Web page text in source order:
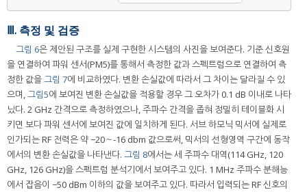
Ⅲ. 측정 및 검증
그림 6은 제안된 구조를 실제 구현한 시스템의 사진을 보여준다. 기준 신호원
을 연결하여 파워 센서(PM5)를 통해서 측정한 값과 스펙트럼으로 연결하여 측
정한 값을그림 7에 비교하였다. 변환 손실값에 따라서 그 차이는 달라질 수 있
으며,그림5에 보여진 변환 손실값을 적용할 경우 그 오차가 0.1 dB 이내로 나타
났다. 2 GHz 간격으로 측정하였으나, 주파수 간격을 좁혀 정밀히 테이블화 시
키면 보다 파워 센서에 보여진 값에 일치하게 된다. 서브 하모닉 믹서에 실제로
인가되는 RF 전력은 약 −20～-16 dbm 값으로써, 믹서의 선형영역 구간에 동작
에서의 변환 손실값을 나타낸다. 그림 8에서는 세 주파수 대역(114 GHz, 120
GHz, 126 GHz)을 스펙트럼 분석기에서 보여주고 있다. 1 MHz 주파수 분해능
에서 잡음이 −50 dBm 이하의 값을 보여주고 있다. 따라서 입력되는 RF 신호의